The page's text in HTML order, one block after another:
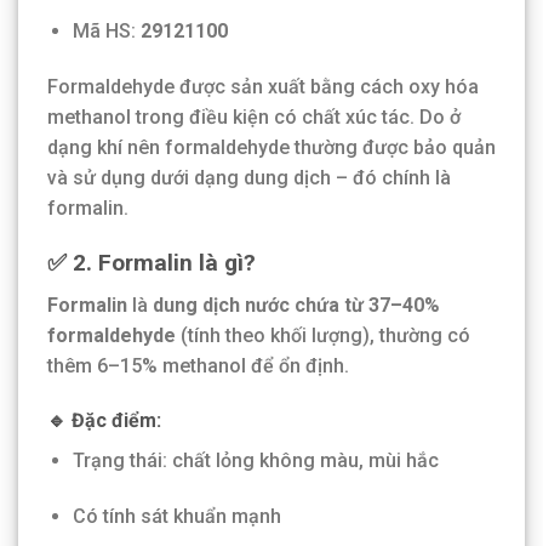
Mã HS: 29121100
Formaldehyde được sản xuất bằng cách oxy hóa
methanol trong điều kiện có chất xúc tác. Do ở
dạng khí nên formaldehyde thường được bảo quản
và sử dụng dưới dạng dung dịch – đó chính là
formalin.
✅ 2. Formalin là gì?
Formalin là dung dịch nước chứa từ 37–40%
formaldehyde (tính theo khối lượng), thường có
thêm 6–15% methanol để ổn định.
🔹 Đặc điểm:
Trạng thái: chất lỏng không màu, mùi hắc
Có tính sát khuẩn mạnh